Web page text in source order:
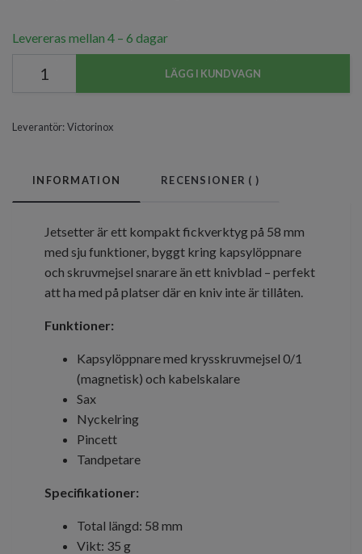
Levereras mellan 4 – 6 dagar
LÄGG I KUNDVAGN
Leverantör:Victorinox
INFORMATION RECENSIONER ( )
Jetsetter är ett kompakt fickverktyg på 58 mm
med sju funktioner, byggt kring kapsylöppnare
och skruvmejsel snarare än ett knivblad – perfekt
att ha med på platser där en kniv inte är tillåten.
Funktioner:
Kapsylöppnare med krysskruvmejsel 0/1
(magnetisk) och kabelskalare
Sax
Nyckelring
Pincett
Tandpetare
Specifikationer:
Total längd: 58 mm
Vikt: 35 g